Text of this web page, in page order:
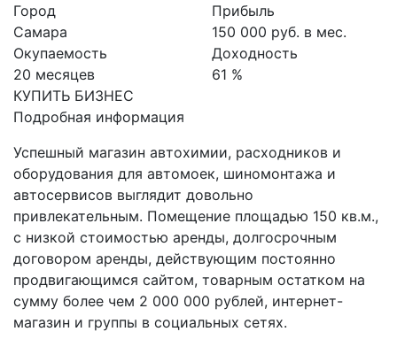
Город
Самара
Окупаемость
20 месяцев
КУПИТЬ БИЗНЕС
Прибыль
150 000 руб. в мес.
Доходность
61 %
Подробная информация
Успешный магазин автохимии, расходников и
оборудования для автомоек, шиномонтажа и
автосервисов выглядит довольно
привлекательным. Помещение площадью 150 кв.м.,
с низкой стоимостью аренды, долгосрочным
договором аренды, действующим постоянно
продвигающимся сайтом, товарным остатком на
сумму более чем 2 000 000 рублей, интернет-
магазин и группы в социальных сетях.